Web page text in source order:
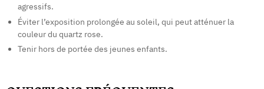
agressifs.
Éviter l’exposition prolongée au soleil, qui peut atténuer la
couleur du quartz rose.
Tenir hors de portée des jeunes enfants.